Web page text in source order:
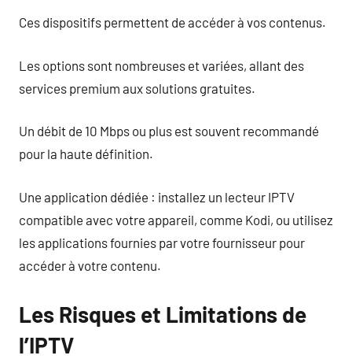
Ces dispositifs permettent de accéder à vos contenus.
Les options sont nombreuses et variées, allant des
services premium aux solutions gratuites.
Un débit de 10 Mbps ou plus est souvent recommandé
pour la haute définition.
Une application dédiée : installez un lecteur IPTV
compatible avec votre appareil, comme Kodi, ou utilisez
les applications fournies par votre fournisseur pour
accéder à votre contenu.
Les Risques et Limitations de
l’IPTV